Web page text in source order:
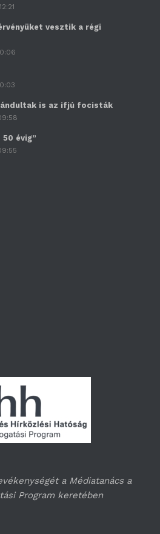
vesztik a régi
is az ifjú focisták
évig”
a Médiatanács a
Program keretében